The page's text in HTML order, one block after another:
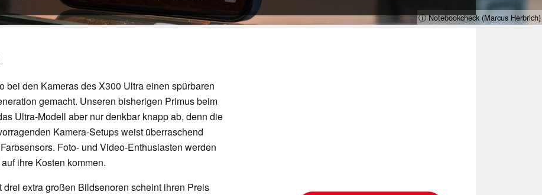
ⓘ Notebookcheck (Marcus Herbrich)
bei den Kameras des X300 Ultra einen spürbaren
gemacht. Unseren bisherigen Primus beim
Ultra-Modell aber nur denkbar knapp ab, denn die
Kamera-Setups weist überraschend
Foto- und Video-Enthusiasten werden
ihre Kosten kommen.
extra großen Bildsenoren scheint ihren Preis